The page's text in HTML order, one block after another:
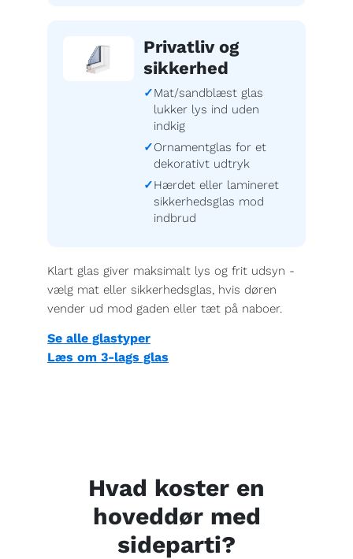
Privatliv og
sikkerhed
Mat/sandblæst glas
lukker lys ind uden
indkig
Ornamentglas for et
dekorativt udtryk
Hærdet eller lamineret
sikkerhedsglas mod
indbrud
Klart glas giver maksimalt lys og frit udsyn -
vælg mat eller sikkerhedsglas, hvis døren
vender ud mod gaden eller tæt på naboer.
Se alle glastyper
Læs om 3-lags glas
Hvad koster en
hoveddør med
sideparti?